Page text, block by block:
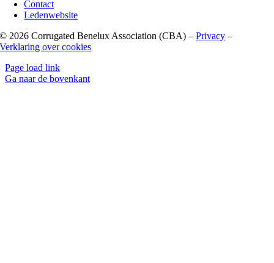
Contact
Ledenwebsite
© 2026 Corrugated Benelux Association (CBA) –Privacy –
Verklaring over cookies
Page load link
Ga naar de bovenkant